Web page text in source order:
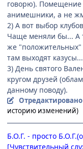
говорю). Помещение
анимешники, а не
2) А вот выбор
Чаще меняли бы... А
же
там выходят
3) День святого
кругом друзей
данному поводу).
Отредактировано
историю изменений)
Б.О.Г. - просто
[Чувствительный